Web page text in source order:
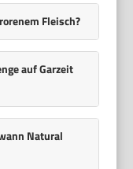
Fleisch?
auf Garzeit
Natural